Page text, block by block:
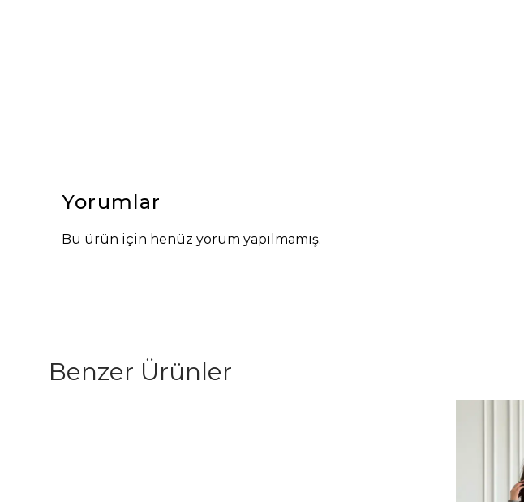
Yorumlar
Bu ürün için henüz yorum yapılmamış.
Benzer Ürünler